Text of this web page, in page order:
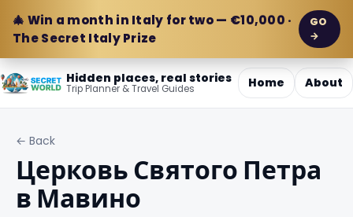
🎄 Win a month in Italy for two — €10,000 ·
The Secret Italy Prize
GO
→
Hidden places, real stories
Trip Planner & Travel Guides Home About
← Back
Церковь Святого Петра
в Мавино